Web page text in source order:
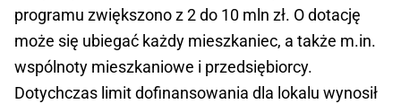
programu zwiększono z 2 do 10 mln zł. O dotację
może się ubiegać każdy mieszkaniec, a także m.in.
wspólnoty mieszkaniowe i przedsiębiorcy.
Dotychczas limit dofinansowania dla lokalu wynosił